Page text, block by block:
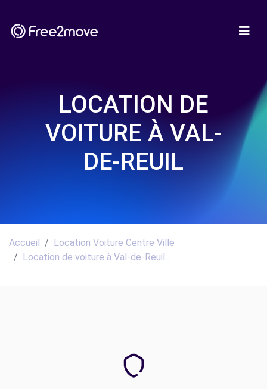
LOCATION DE
VOITURE À VAL-
DE-REUIL
Accueil
Location Voiture Centre Ville
Location de voiture à Val-de-Reuil...